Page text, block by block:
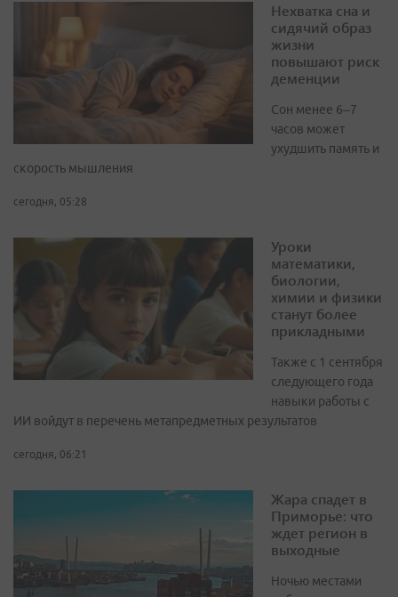
Нехватка сна и
сидячий образ
жизни
повышают риск
деменции
Сон менее 6–7
часов может
ухудшить память и
скорость мышления
сегодня, 05:28
Уроки
математики,
биологии,
химии и физики
станут более
прикладными
Также с 1 сентября
следующего года
навыки работы с
ИИ войдут в перечень метапредметных результатов
сегодня, 06:21
Жара спадет в
Приморье: что
ждет регион в
выходные
Ночью местами